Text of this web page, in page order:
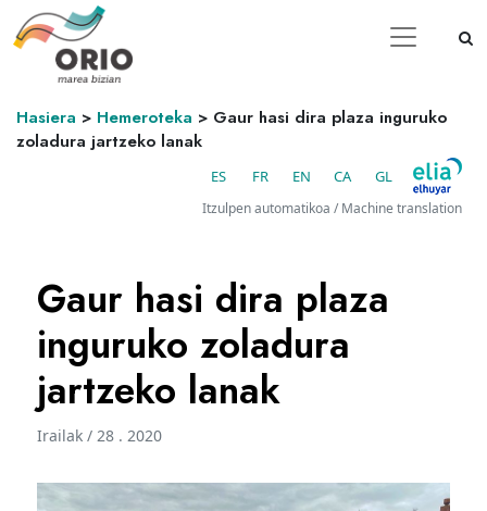
Hasiera > Hemeroteka > Gaur hasi dira plaza inguruko
zoladura jartzeko lanak
ES FR EN CA GL
Itzulpen automatikoa / Machine translation
Gaur hasi dira plaza
inguruko zoladura
jartzeko lanak
Irailak / 28 . 2020